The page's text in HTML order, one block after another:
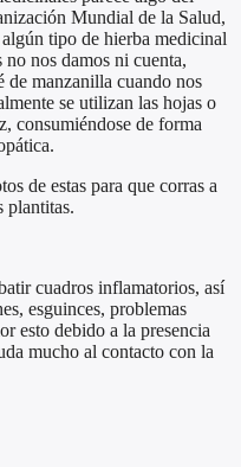
Mundial de la Salud,
tipo de hierba medicinal
no nos damos ni cuenta,
de manzanilla cuando nos
se utilizan las hojas o
consumiéndose de forma
de estas para que corras a
plantitas.
cuadros inflamatorios, así
esguinces, problemas
esto debido a la presencia
mucho al contacto con la